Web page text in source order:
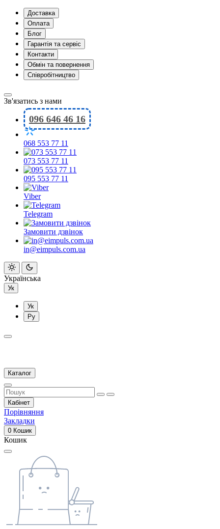
Доставка
Оплата
Блог
Гарантія та сервіс
Контакти
Обмін та повернення
Співробітництво
Зв'язатись з нами
096 646 46 16
068 553 77 11
073 553 77 11
095 553 77 11
Viber
Telegram
Замовити дзвінок
in@eimpuls.com.ua
Українська
Ук
Ук
Ру
Каталог
Кабінет
Порівняння
Закладки
0 Кошик
Кошик